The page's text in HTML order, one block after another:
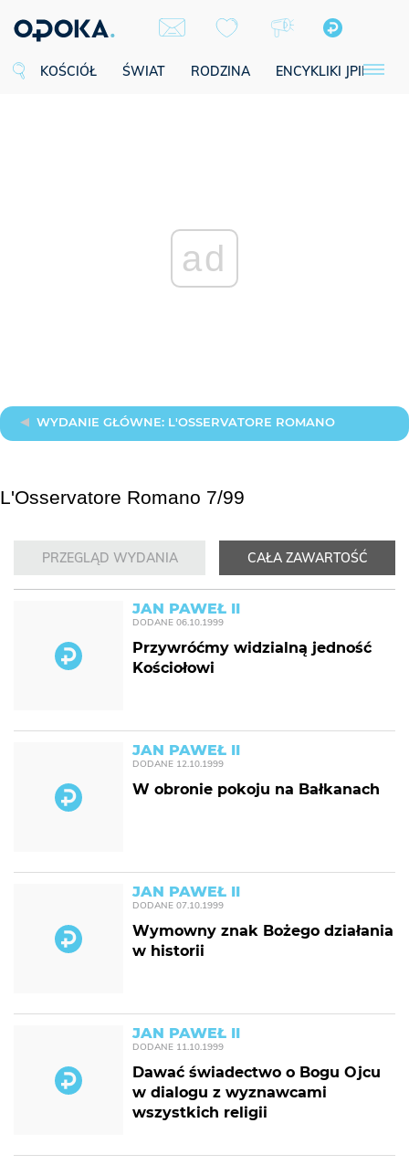
KOŚCIÓŁ ŚWIAT RODZINA ENCYKLIKI JPII
ad
WYDANIE GŁÓWNE: L'OSSERVATORE ROMANO
L'Osservatore Romano 7/99
PRZEGLĄD WYDANIA CAŁA ZAWARTOŚĆ
JAN PAWEŁ II
DODANE 06.10.1999
Przywróćmy widzialną jedność
Kościołowi
JAN PAWEŁ II
DODANE 12.10.1999
W obronie pokoju na Bałkanach
JAN PAWEŁ II
DODANE 07.10.1999
Wymowny znak Bożego działania
w historii
JAN PAWEŁ II
DODANE 11.10.1999
Dawać świadectwo o Bogu Ojcu
w dialogu z wyznawcami
wszystkich religii